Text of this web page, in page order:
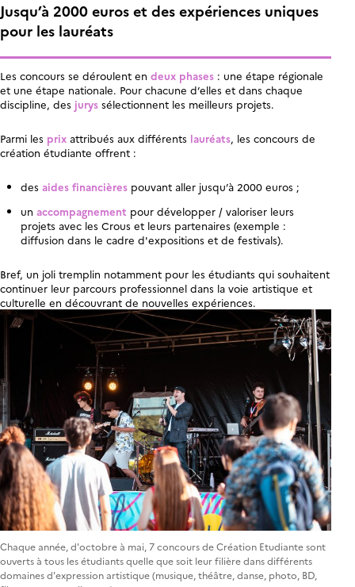
Jusqu’à 2000 euros et des expériences uniques
pour les lauréats
Les concours se déroulent en deux phases : une étape régionale
et une étape nationale. Pour chacune d’elles et dans chaque
discipline, des jurys sélectionnent les meilleurs projets.
Parmi les prix attribués aux différents lauréats, les concours de
création étudiante offrent :
des aides financières pouvant aller jusqu’à 2000 euros ;
un accompagnement pour développer / valoriser leurs
projets avec les Crous et leurs partenaires (exemple :
diffusion dans le cadre d'expositions et de festivals).
Bref, un joli tremplin notamment pour les étudiants qui souhaitent
continuer leur parcours professionnel dans la voie artistique et
culturelle en découvrant de nouvelles expériences.
Chaque année, d'octobre à mai, 7 concours de Création Etudiante sont
ouverts à tous les étudiants quelle que soit leur filière dans différents
domaines d'expression artistique (musique, théâtre, danse, photo, BD,